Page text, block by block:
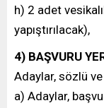
h) 2 adet
yapıştırılacak),
4) BAŞVURU
Adaylar, sözlü
a) Adaylar,